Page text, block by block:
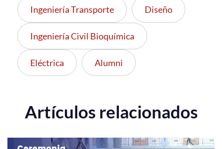
Ingeniería Transporte Diseño
Ingeniería Civil Bioquímica
Eléctrica Alumni
Artículos relacionados